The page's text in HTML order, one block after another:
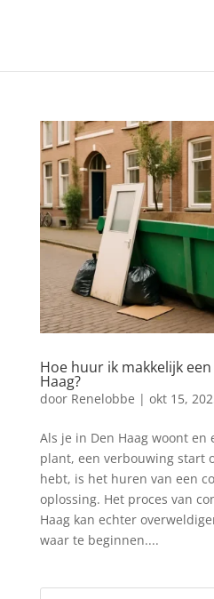
Hoe huur ik makkelijk
Haag?
door Renelobbe | okt 15,
Als je in Den Haag woont
plant, een verbouwing start
hebt, is het huren van een
oplossing. Het proces van
Haag kan echter
waar te beginnen....